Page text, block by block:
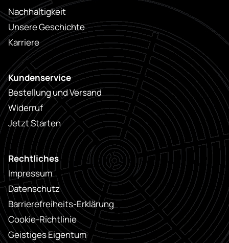
Nachhaltigkeit
Unsere Geschichte
Karriere
Kundenservice
Bestellung und Versand
Widerruf
Jetzt Starten
Rechtliches
Impressum
Datenschutz
Barrierefreiheits-Erklärung
Cookie-Richtlinie
Geistiges Eigentum